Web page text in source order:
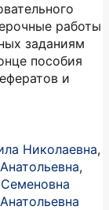
работы
заданиям
пособия
и
Николаевна,
,